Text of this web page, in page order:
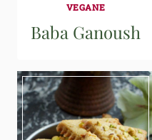
VEGANE
Baba Ganoush